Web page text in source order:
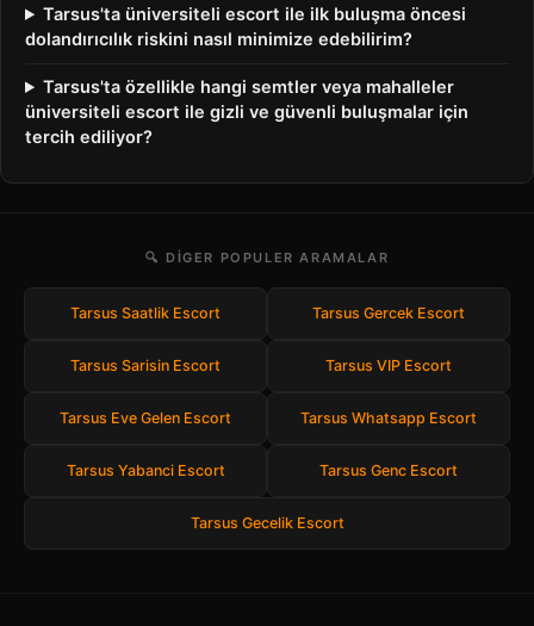
Tarsus'ta üniversiteli escort ile ilk buluşma öncesi
dolandırıcılık riskini nasıl minimize edebilirim?
Tarsus'ta özellikle hangi semtler veya mahalleler
üniversiteli escort ile gizli ve güvenli buluşmalar için
tercih ediliyor?
🔍 DIGER POPULER ARAMALAR
Tarsus Saatlik Escort Tarsus Gercek Escort
Tarsus Sarisin Escort Tarsus VIP Escort
Tarsus Eve Gelen Escort Tarsus Whatsapp Escort
Tarsus Yabanci Escort Tarsus Genc Escort
Tarsus Gecelik Escort